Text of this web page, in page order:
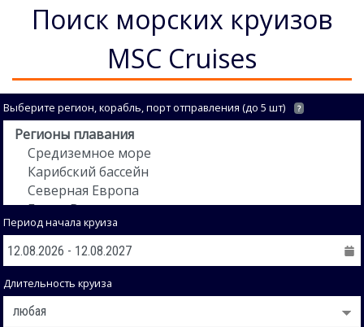
Поиск морских круизов
MSC Cruises
Выберите регион, корабль, порт отправления (до 5 шт) ?
Период начала круиза
Длительность круиза